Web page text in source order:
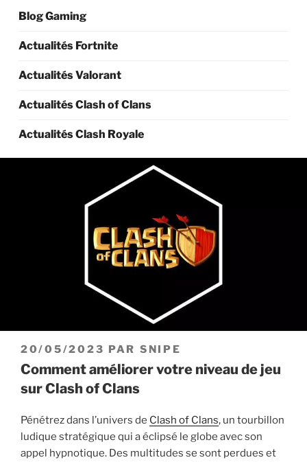
Blog Gaming
Actualités Fortnite
Actualités Valorant
Actualités Clash of Clans
Actualités Clash Royale
PUBLIÉ
LE
20/05/2023 PAR SNIPE
Comment améliorer votre niveau de jeu
sur Clash of Clans
Pénétrez dans l’univers de Clash of Clans, un tourbillon
ludique stratégique qui a éclipsé le globe avec son
appel hypnotique. Des multitudes se sont perdues et